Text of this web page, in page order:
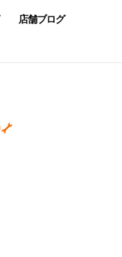
店舗ブログ